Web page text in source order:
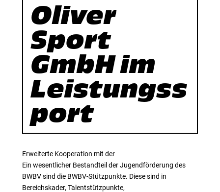
Oliver
Sport
GmbH im
Leistungss
port
Erweiterte Kooperation mit der
Ein wesentlicher Bestandteil der Jugendförderung des
BWBV sind die BWBV-Stützpunkte. Diese sind in
Bereichskader, Talentstützpunkte,